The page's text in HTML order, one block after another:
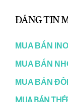
Dùng làm
ử dụng rộng
cao trong các
nhân, nhà máy
ăn chỉnh lắp
ĐĂNG TIN
MUA BÁN
MUA BÁN
MUA BÁN
MUA BÁN